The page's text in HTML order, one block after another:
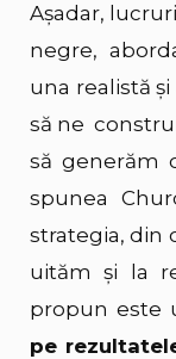
Așadar,
negre,
una realistă
să ne
să generăm
spunea
strategia, din
uităm și la
propun este
pe